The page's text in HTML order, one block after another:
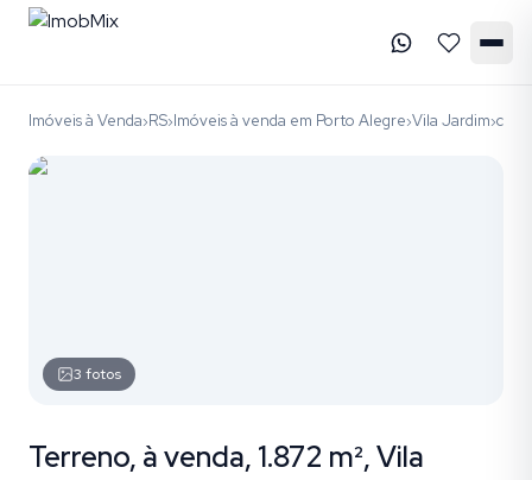
Imóveis à Venda›RS›Imóveis à venda em Porto Alegre›Vila Jardim›
3 fotos
Terreno, à venda, 1.872 m², Vila